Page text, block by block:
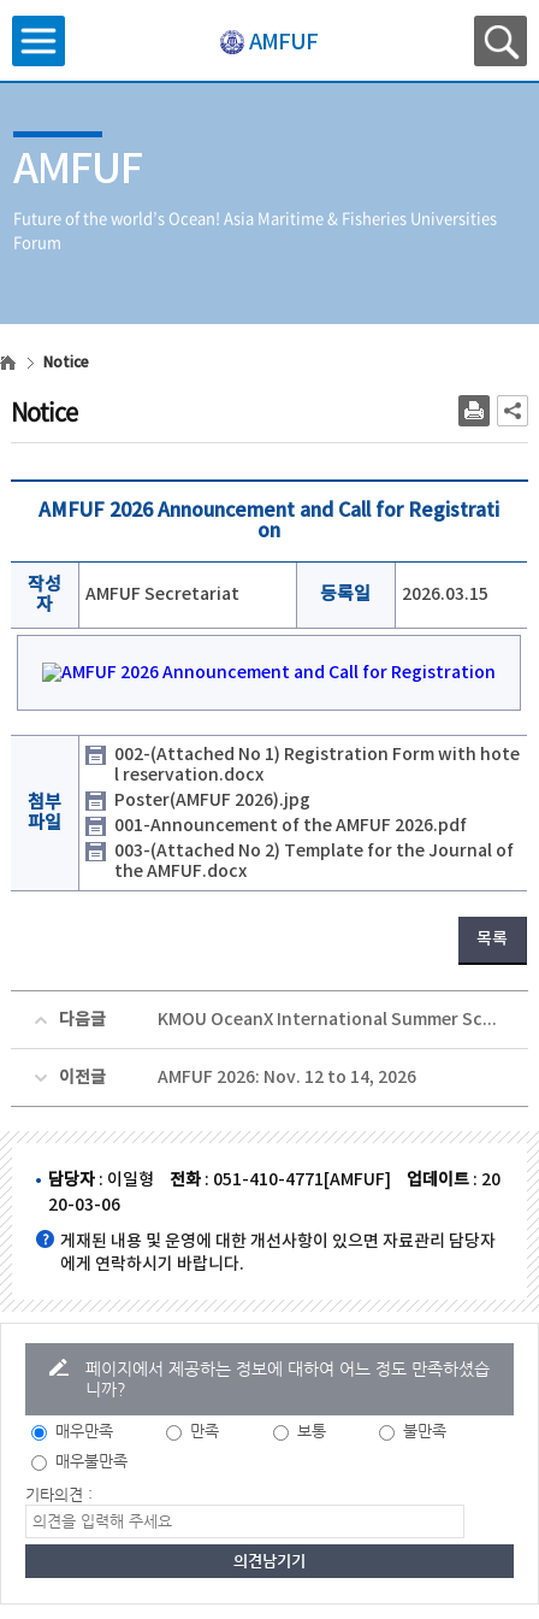
AMFUF
AMFUF
Future of the world’s Ocean! Asia Maritime & Fisheries Universities
Forum
Notice
Notice
AMFUF 2026 Announcement and Call for Registrati
on
작성
자
AMFUF Secretariat 등록일 2026.03.15
첨부
파일
002-(Attached No 1) Registration Form with hote
l reservation.docx
Poster(AMFUF 2026).jpg
001-Announcement of the AMFUF 2026.pdf
003-(Attached No 2) Template for the Journal of
the AMFUF.docx
목록
다음글 KMOU OceanX International Summer School 2026
이전글 AMFUF 2026: Nov. 12 to 14, 2026
담당자 : 이일형 전화 : 051-410-4771[AMFUF] 업데이트 : 20
20-03-06
게재된 내용 및 운영에 대한 개선사항이 있으면 자료관리 담당자
에게 연락하시기 바랍니다.
페이지에서 제공하는 정보에 대하여 어느 정도 만족하셨습
니까?
매우만족 만족 보통
불만족
매우불만족
기타의견 :